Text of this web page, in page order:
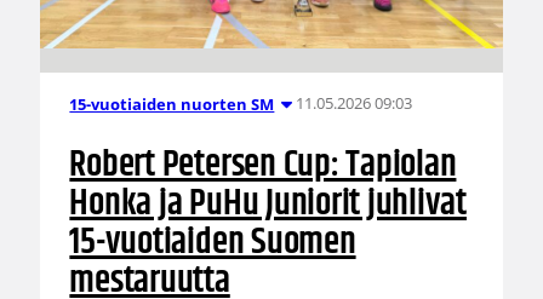
15-vuotiaiden nuorten SM 11.05.2026 09:03
Robert Petersen Cup: Tapiolan
Honka ja PuHu Juniorit juhlivat
15-vuotiaiden Suomen
mestaruutta